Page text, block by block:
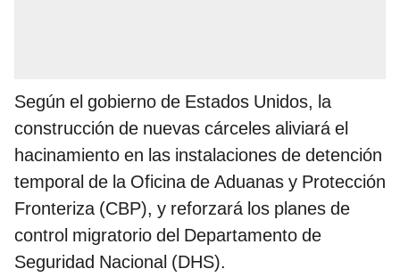
Según el gobierno de Estados Unidos, la
construcción de nuevas cárceles aliviará el
hacinamiento en las instalaciones de detención
temporal de la Oficina de Aduanas y Protección
Fronteriza (CBP), y reforzará los planes de
control migratorio del Departamento de
Seguridad Nacional (DHS).